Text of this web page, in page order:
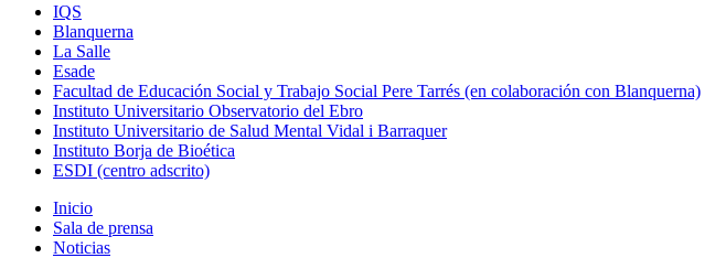
IQS
Blanquerna
La Salle
Esade
Facultad de Educación Social y Trabajo Social Pere Tarrés (en colaboración con Blanquerna)
Instituto Universitario Observatorio del Ebro
Instituto Universitario de Salud Mental Vidal i Barraquer
Instituto Borja de Bioética
ESDI (centro adscrito)
Inicio
Sala de prensa
Noticias